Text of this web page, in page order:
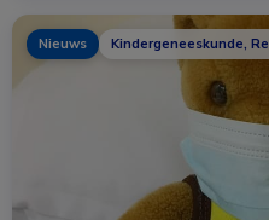
Nieuws Kindergeneeskunde,